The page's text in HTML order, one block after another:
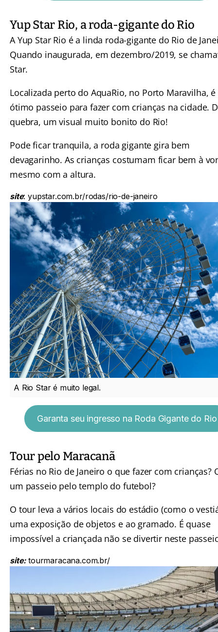
Yup Star Rio, a roda-gigante do Rio
AYup Star Rio é a linda roda-gigante do Rio de
Quando inaugurada, em dezembro/2019, se
Star.
Localizada perto do AquaRio, no Porto Maravilha,
ótimo passeio para fazer com crianças na cidade.
quebra, um visual muito bonito do Rio!
Pode ficar tranquila, a roda gigante gira bem
devagarinho. As crianças costumam ficar bem à
mesmo com a altura.
site:yupstar.com.br/rodas/rio-de-janeiro
A Rio Star é muito legal.
Garanta seu ingresso na Roda Gigante do Rio
Tour pelo Maracanã
Férias no Rio de Janeiro o que fazer com crianças?
um passeio pelo templo do futebol?
O tour leva a vários locais do estádio (como o
uma exposição de objetos e ao gramado. É quase
impossível a criançada não se divertir neste
site: tourmaracana.com.br/